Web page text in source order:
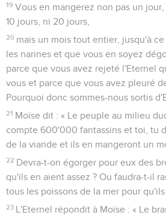
19 Vous en mangerez non pas un
10 jours, ni 20 jours,
20 mais un mois tout entier, jusqu'à
les narines et que vous en soyez
parce que vous avez rejeté l'Eternel
vous et parce que vous avez pleuré
Pourquoi donc sommes-nous sortis
21 Moïse dit : « Le peuple au milieu
compte 600'000 fantassins et toi, tu
de la viande et ils en mangeront un
22 Devra-t-on égorger pour eux des
qu'ils en aient assez ? Ou faudra-t-il
tous les poissons de la mer pour
23 L'Eternel répondit à Moïse : « Le